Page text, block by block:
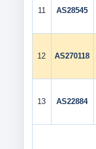
11 AS28545
12 AS270118
13 AS22884